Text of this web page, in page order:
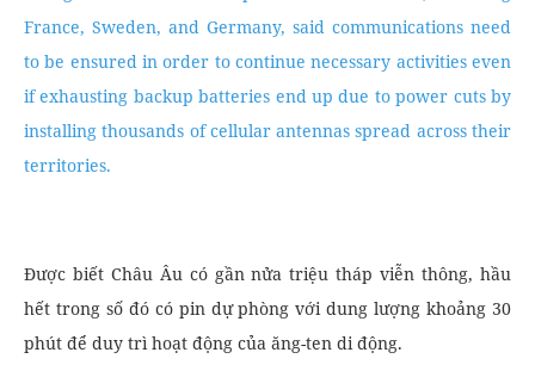
France, Sweden, and Germany, said communications need
to be ensured in order to continue necessary activities even
if exhausting backup batteries end up due to power cuts by
installing thousands of cellular antennas spread across their
territories.
Được biết Châu Âu có gần nửa triệu tháp viễn thông, hầu
hết trong số đó có pin dự phòng với dung lượng khoảng 30
phút để duy trì hoạt động của ăng-ten di động.